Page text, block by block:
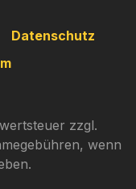
Datenschutz
zzgl.
wenn